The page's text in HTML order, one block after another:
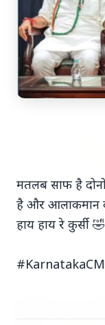
TOP STORIES
7 Jun 2026
उपाय जिसका
मतलब साफ है
है और आलाकमान
हाय हाय रे कुर्सी